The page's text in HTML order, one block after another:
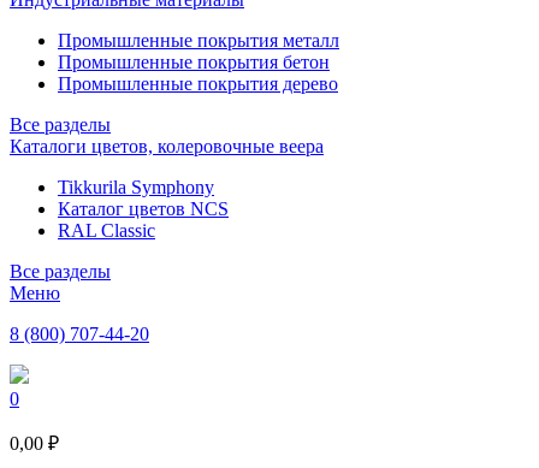
Промышленные покрытия металл
Промышленные покрытия бетон
Промышленные покрытия дерево
Все разделы
Каталоги цветов, колеровочные веера
Tikkurila Symphony
Каталог цветов NCS
RAL Classic
Все разделы
Меню
8 (800) 707-44-20
0
0,00 ₽